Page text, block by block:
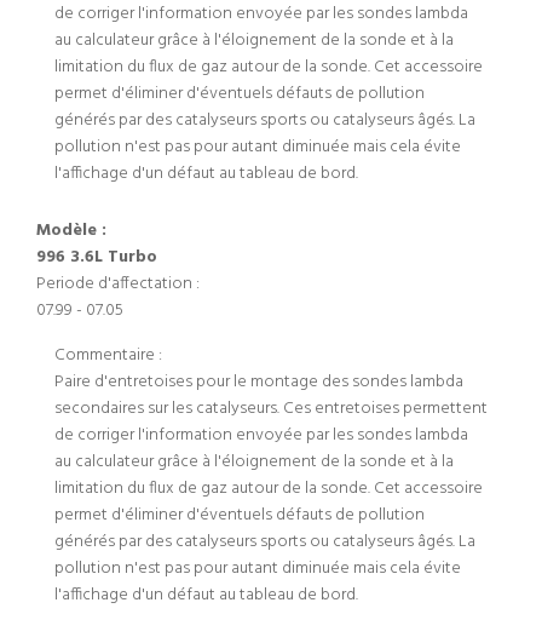
de corriger l'information envoyée par les sondes lambda
au calculateur grâce à l'éloignement de la sonde et à la
limitation du flux de gaz autour de la sonde. Cet accessoire
permet d'éliminer d'éventuels défauts de pollution
générés par des catalyseurs sports ou catalyseurs âgés. La
pollution n'est pas pour autant diminuée mais cela évite
l'affichage d'un défaut au tableau de bord.
Modèle :
996 3.6L Turbo
Periode d'affectation :
07.99 - 07.05
Commentaire :
Paire d'entretoises pour le montage des sondes lambda
secondaires sur les catalyseurs. Ces entretoises permettent
de corriger l'information envoyée par les sondes lambda
au calculateur grâce à l'éloignement de la sonde et à la
limitation du flux de gaz autour de la sonde. Cet accessoire
permet d'éliminer d'éventuels défauts de pollution
générés par des catalyseurs sports ou catalyseurs âgés. La
pollution n'est pas pour autant diminuée mais cela évite
l'affichage d'un défaut au tableau de bord.